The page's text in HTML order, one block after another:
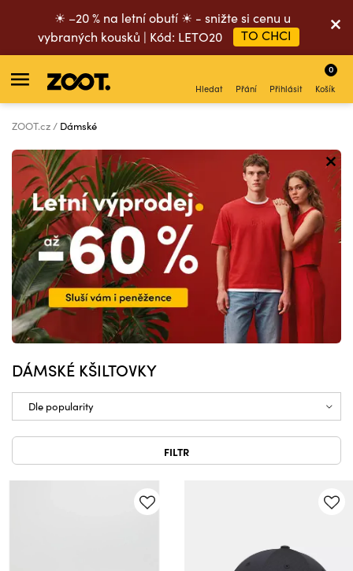
☀ –20 % na letní obutí ☀ - snižte si cenu u
vybraných kousků | Kód: LETO20
TO CHCI
Hledat Přání Přihlásit Košík
0
ZOOT.cz Dámské
DÁMSKÉ KŠILTOVKY
FILTR